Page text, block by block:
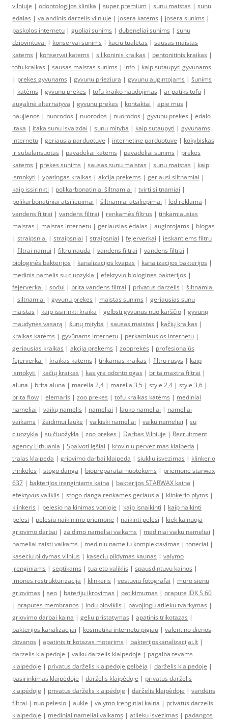
vilniuje | odontologijos klinika | super premium | sunu maistas | sunu
edalas | valandinis darzelis vilniuje | josera katems | josera sunims |
paskolos internetu | guoliai sunims | dubeneliai sunims | sunu
dziovintuvai | konservai sunims | kaciu tualetas | sausas maistas
katems | konservai katems | silikoninis kraikas | bentonitinis kraikas |
tofu kraikas | sausas maistas sunims | info | kaip sutaupyti gyvunams
| prekes gyvunams | gyvunu prieziura | gyvunu augintojams | šunims
| katėms | gyvunu prekes | tofu kraiko naudojimas | ar patiks tofu |
augalinė alternatyva | gyvunu prekes | kontaktai | apie mus |
naujienos | nuorodos | nuorodos | nuorodos | gyvunu prekes | edalo
itaka | itaka sunu isvaizdai | sunu mityba | kaip sutaupyti | gyvunams
internetu | geriausia parduotuve | internetine parduotuve | kokybiskas
ir subalansuotas | pavadeliai katems | pavadeliai sunims | prekes
katems | prekes sunims | sausas sunu maistas | sunu maistas | kaip
ismokyti | ypatingas kraikas | akcija prekems | geriausi siltnamiai |
kaip issirinkti | polikarbonatiniai šiltnamiai | tvirti siltnamiai |
polikarbonatiniai atsiliepimai | šiltnamiai atsiliepimai | led reklama |
vandens filtrai | vandens filtrai | renkamės filtrus | tinkamiausias
maistas | maistas internetu | geriausias ėdalas | augintojams | blogas
| straipsniai | straipsniai | straipsniai | fejerverkai | ieskantiems filtru
| filtrai namui | filtru nauda | vandens filtrai | vandens filtrai |
biologinės bakterijos | kanalizacijos kvapas | kanalizacijos bakterijos |
medinis namelis su ciuozykla | efektyvio biologinės bakterijos |
fejerverkai | sodui | brita vandens filtrai | privatus darzelis | šiltnamiai
| siltnamiai | gyvunu prekes | maistas sunims | geriausias sunu
maistas | kaip issirinkti kraika | gelbsti gyvūnus nuo karščio | gyvūnų
maudynės vasarą | šunų mityba | sausas maistas | kačių kraikas |
kraikas katėms | gyvūnams internetu | perkamiausios internetu |
geriausias kraikas | akcija prekems | zooprekės | profesionalūs
fejerverkai | kraikas katems | tinkamas kraikas | filtru rusys | kaip
ismokyti | kačių kraikas | kas yra odontologas | brita maxtra filtrai |
aluna | brita aluna | marella 2,4 | marella 3,5 | style 2,4 | style 3,6 |
brita flow | elemaris | zoo prekes | tofu kraikas katėms | mediniai
nameliai | vaikų namelis | nameliai | lauko nameliai | nameliai
vaikams | žaidimui lauke | vaikiski nameliai | vaiku nameliai | su
ciuozykla | su čiuožykla | zoo prekes | Darbas Vilniuje | Recruitment
agency Lithuania | Spalvoti lęšiai | kroviniu pervezimas klaipeda |
tralas klaipeda | griovimo darbai klaipeda | siukliu isvezimas | klinkerio
trinkeles | stogo danga | biopreparatai nuotekoms | priemone starwax
637 | bakterijos irenginiams kaina | bakterijos STARWAX kaina |
efektyvus valiklis | stogo danga renkames geriausia | klinkerio plytos |
klinkeris | pelesio naikinimas vonioje | kaip isnaikinti | kaip naikinti
pelesi | pelesiu naikinimo priemone | naikinti pelesi | kiek kainuoja
griovimo darbai | zaidimo nameliai vaikams | mediniai vaiku nameliai |
nameliai zaisti vaikams | mediniu nameliu komplektavimas | toneriai |
kaseciu pildymas vilnius | kaseciu pildymas kaunas | valymo
įrenginiams | septikams | tualeto valiklis | spausdintuvu kainos |
imones restrukturizacija | klinkeris | vestuviu fotografai | muro sienu
griovimas | seo | bateriju ikrovimas | patikimumas | orapute JDK S 60
| oraputes membranos | indu ploviklis | pavojingu atlieku tvarkymas |
griovimo darbai kaina | geliu pristatymas | apatinis trikotazas |
bakterijos kanalizacijai | kosmetika internetu pigiau | valentino dienos
dovanos | apatinis trikotazas moterims | bakterijoskanalizacijai.lt |
darzelis klaipedoje | vaiku darzelis klaipedoje | pagalba tėvams
klaipėdoje | privatus darželis klaipėdoje gelbėja | darželis klaipėdoje |
pasirinkimas klaipėdoje | darželis klaipėdoje | privatus darželis
klaipėdoje | privatus darželis klaipėdoje | darželis klaipėdoje | vandens
filtrai | nuo pelesio | aukle | valymo irenginiai kaina | privatus darzelis
klaipedoje | mediniai nameliai vaikams | atlieku isvezimas | padangos